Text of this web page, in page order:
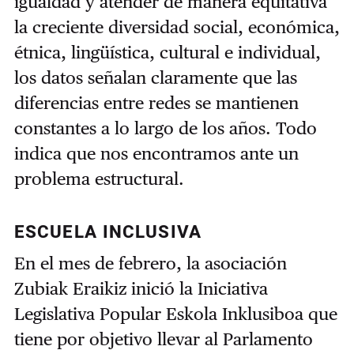
la creciente diversidad social, económica,
étnica, lingüística, cultural e individual,
los datos señalan claramente que las
diferencias entre redes se mantienen
constantes a lo largo de los años. Todo
indica que nos encontramos ante un
problema estructural.
ESCUELA INCLUSIVA
En el mes de febrero, la asociación
Zubiak Eraikiz inició la Iniciativa
Legislativa Popular Eskola Inklusiboa que
tiene por objetivo llevar al Parlamento